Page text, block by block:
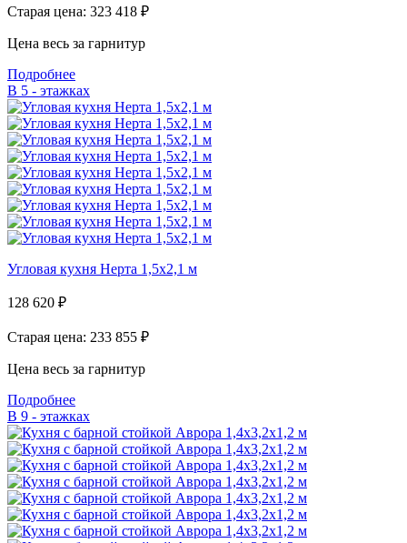
Старая цена: 323 418 ₽
Цена весь за гарнитур
Подробнее
В 5 - этажках
Угловая кухня Нерта 1,5х2,1 м
128 620 ₽
Старая цена: 233 855 ₽
Цена весь за гарнитур
Подробнее
В 9 - этажках